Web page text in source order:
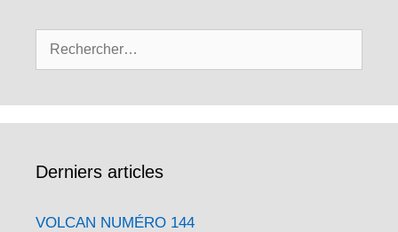
Rechercher :
Derniers articles
VOLCAN NUMÉRO 144